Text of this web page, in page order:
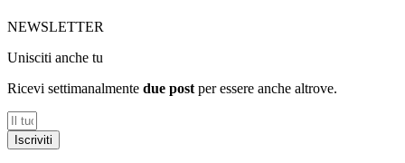
NEWSLETTER
Unisciti anche tu
Ricevi settimanalmente due post per essere anche altrove.
Iscriviti